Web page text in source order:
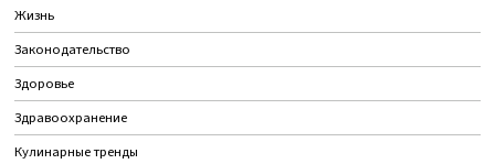
Жизнь
Законодательство
Здоровье
Здравоохранение
Кулинарные тренды